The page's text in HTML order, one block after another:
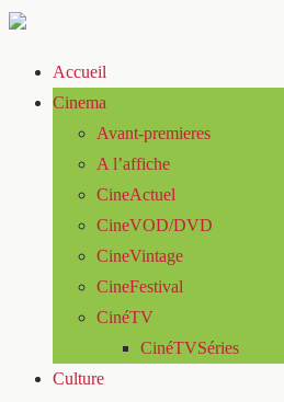
Accueil
Cinema
Avant-premieres
A l’affiche
CineActuel
CineVOD/DVD
CineVintage
CineFestival
CinéTV
CinéTVSéries
Culture